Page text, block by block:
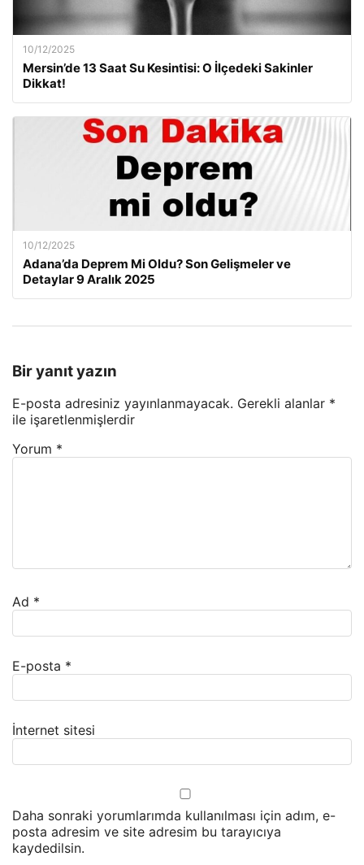
10/12/2025
Mersin’de 13 Saat Su Kesintisi: O İlçedeki Sakinler
Dikkat!
10/12/2025
Adana’da Deprem Mi Oldu? Son Gelişmeler ve
Detaylar 9 Aralık 2025
Bir yanıt yazın
E-posta adresiniz yayınlanmayacak. Gerekli alanlar *
ile işaretlenmişlerdir
Yorum *
Ad *
E-posta *
İnternet sitesi
Daha sonraki yorumlarımda kullanılması için adım, e-
posta adresim ve site adresim bu tarayıcıya
kaydedilsin.